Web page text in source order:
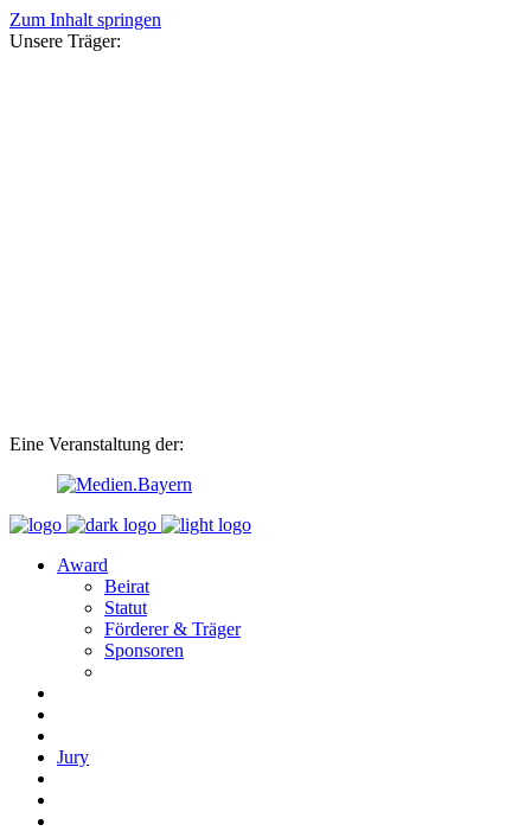
Zum Inhalt springen
Unsere Träger:
Eine Veranstaltung der:
Award
Beirat
Statut
Förderer & Träger
Sponsoren
Jury